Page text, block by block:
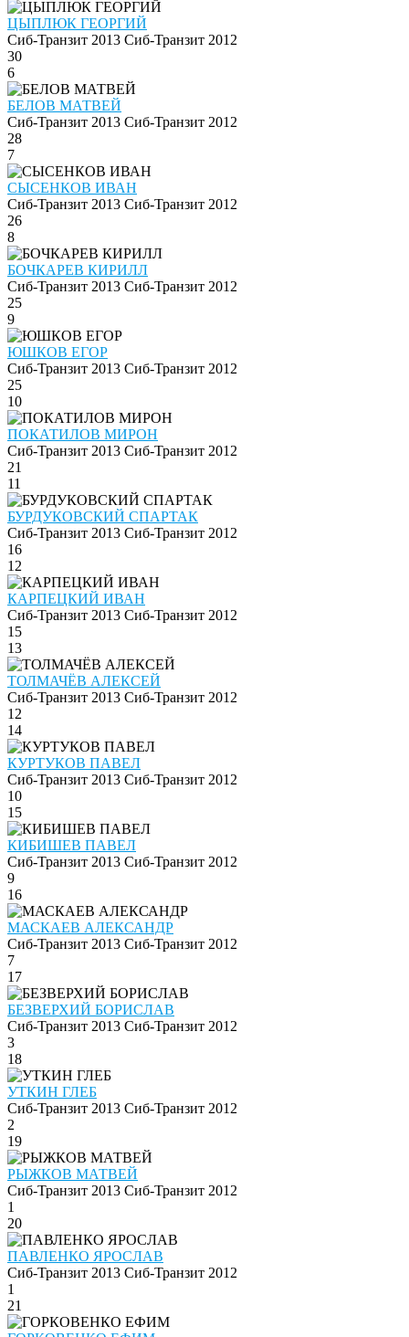
ЦЫПЛЮК ГЕОРГИЙ
Сиб-Транзит 2013 Сиб-Транзит 2012
30
6
БЕЛОВ МАТВЕЙ
Сиб-Транзит 2013 Сиб-Транзит 2012
28
7
СЫСЕНКОВ ИВАН
Сиб-Транзит 2013 Сиб-Транзит 2012
26
8
БОЧКАРЕВ КИРИЛЛ
Сиб-Транзит 2013 Сиб-Транзит 2012
25
9
ЮШКОВ ЕГОР
Сиб-Транзит 2013 Сиб-Транзит 2012
25
10
ПОКАТИЛОВ МИРОН
Сиб-Транзит 2013 Сиб-Транзит 2012
21
11
БУРДУКОВСКИЙ СПАРТАК
Сиб-Транзит 2013 Сиб-Транзит 2012
16
12
КАРПЕЦКИЙ ИВАН
Сиб-Транзит 2013 Сиб-Транзит 2012
15
13
ТОЛМАЧЁВ АЛЕКСЕЙ
Сиб-Транзит 2013 Сиб-Транзит 2012
12
14
КУРТУКОВ ПАВЕЛ
Сиб-Транзит 2013 Сиб-Транзит 2012
10
15
КИБИШЕВ ПАВЕЛ
Сиб-Транзит 2013 Сиб-Транзит 2012
9
16
МАСКАЕВ АЛЕКСАНДР
Сиб-Транзит 2013 Сиб-Транзит 2012
7
17
БЕЗВЕРХИЙ БОРИСЛАВ
Сиб-Транзит 2013 Сиб-Транзит 2012
3
18
УТКИН ГЛЕБ
Сиб-Транзит 2013 Сиб-Транзит 2012
2
19
РЫЖКОВ МАТВЕЙ
Сиб-Транзит 2013 Сиб-Транзит 2012
1
20
ПАВЛЕНКО ЯРОСЛАВ
Сиб-Транзит 2013 Сиб-Транзит 2012
1
21